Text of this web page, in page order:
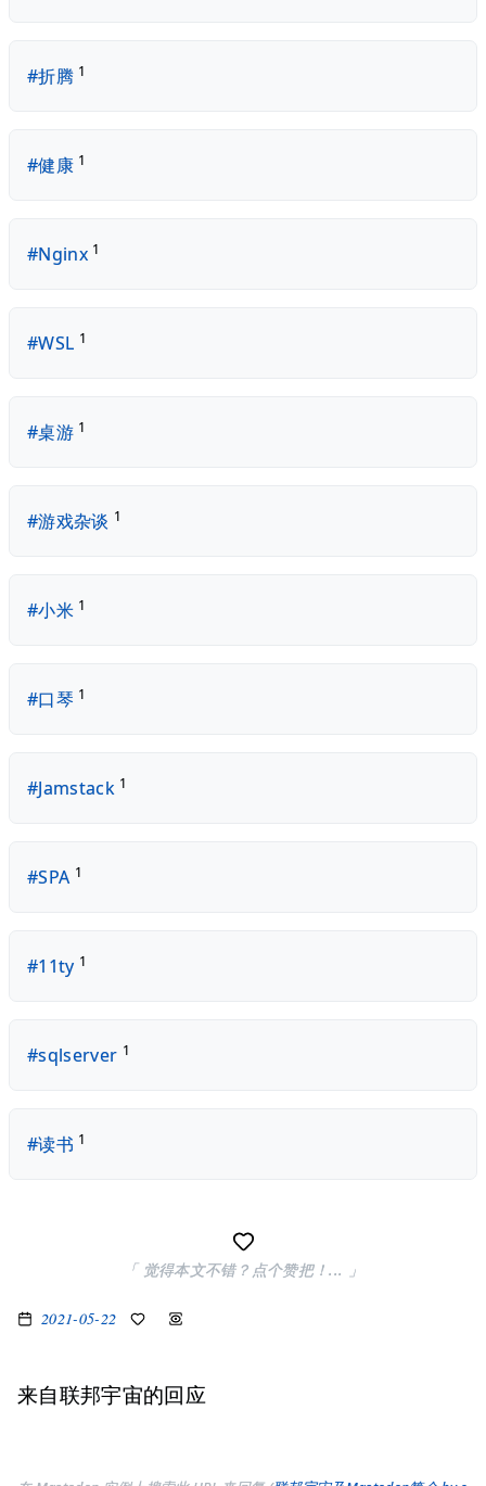
#折腾 1
#健康 1
#Nginx 1
#WSL 1
#桌游 1
#游戏杂谈 1
#小米 1
#口琴 1
#Jamstack 1
#SPA 1
#11ty 1
#sqlserver 1
#读书 1
「 觉得本文不错？点个赞把！... 」
2021-05-22
来自联邦宇宙的回应